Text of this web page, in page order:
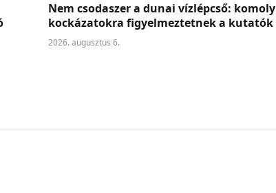
Nem csodaszer a dunai vízlépcső: komoly
kockázatokra figyelmeztetnek a kutatók
2026. augusztus 6.